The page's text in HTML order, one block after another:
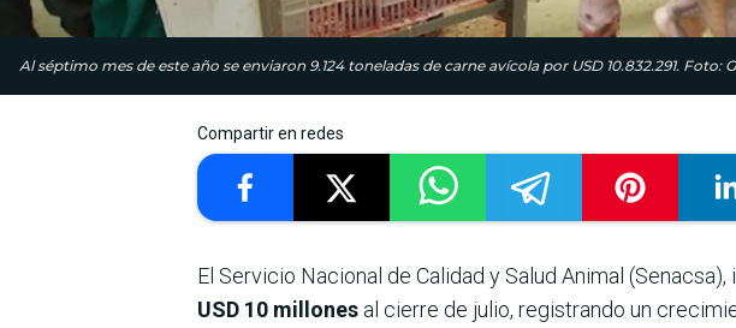
Al séptimo mes de este año se enviaron 9.124 toneladas de carne avícola por USD 10.832.291. Foto:
Compartir en redes
El Servicio Nacional de Calidad y Salud Animal (Senacsa),
USD 10 millones al cierre de julio, registrando un